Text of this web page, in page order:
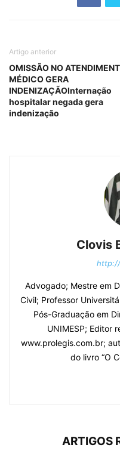
Artigo anterior
OMISSÃO NO
MÉDICO GERA
INDENIZAÇÃOInternação
hospitalar negada gera
indenização
Clovis
http://
Advogado; Mestre em
Civil; Professor
Pós-Graduação em
UNIMESP; Editor
www.prolegis.com.br;
do livro “O
ARTIGOS